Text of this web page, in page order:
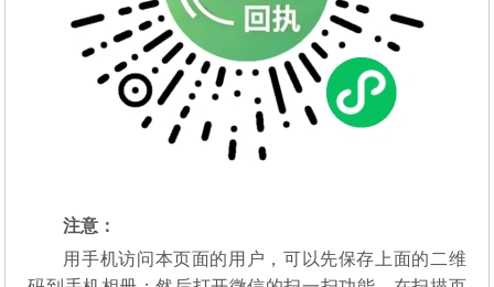
注意：
用手机访问本页面的用户，可以先保存上面的二维